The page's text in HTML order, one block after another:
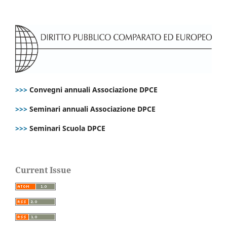
>>> Convegni annuali Associazione DPCE
>>> Seminari annuali Associazione DPCE
>>> Seminari Scuola DPCE
Current Issue